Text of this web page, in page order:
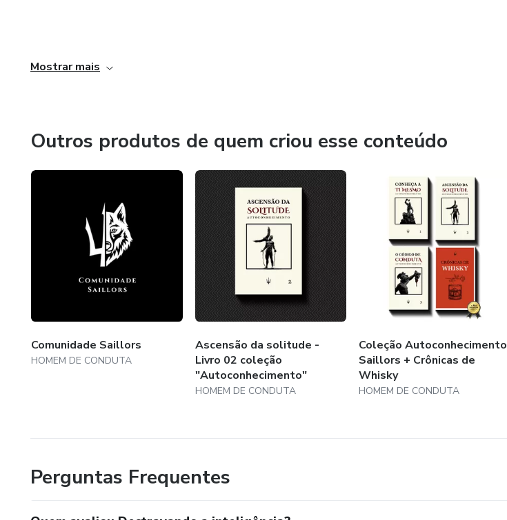
Mostrar mais
Outros produtos de quem criou esse conteúdo
Comunidade Saillors
HOMEM DE CONDUTA
Ascensão da solitude -
Livro 02 coleção
"Autoconhecimento"
HOMEM DE CONDUTA
Coleção Autoconhecimento
Saillors + Crônicas de
Whisky
HOMEM DE CONDUTA
Perguntas Frequentes